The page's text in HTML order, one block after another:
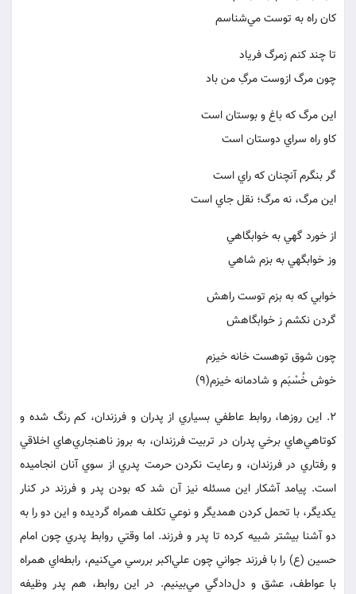
كان راه به توست مي‌شناسم
تا چند كنم زمرگ فرياد
چون مرگ ازوست مرگِ من باد
اين مرگ كه باغ و بوستان است
كاو راه سراي دوستان است
گر بنگرم آنچنان كه راي است
اين مرگ، نه مرگ؛ نقل جاي است
از خورد گهي به خوابگاهي
وز خوابگهي به بزم شاهي
خوابي كه به بزم توست راهش
گردن نكشم ز خوابگاهش
چون شوق توهست خانه خيزم
خوش خُسْبَم و شادمانه خيزم(9)
2. اين روزها، روابط عاطفي بسياري از پدران و فرزندان، كم رنگ شده و
كوتاهي‌هاي برخي پدران در تربيت فرزندان، به بروز ناهنجاري‌هاي اخلاقي
و رفتاري در فرزندان، و رعايت نكردن حرمت پدري از سوي آنان انجاميده
است. پيامد آشكار اين مسئله نيز آن شد كه بودن پدر و فرزند در كنار
يكديگر، با تحمل كردن همديگر و نوعي تكلف همراه گرديده و اين دو را به
دو آشنا بيشتر شبيه كرده تا پدر و فرزند. اما وقتي روابط پدري چون امام
حسين (ع) را با فرزند جواني چون علي‌اكبر بررسي مي‌كنيم، رابطه‌اي همراه
با عواطف، عشق و دل‌دادگي مي‌بينيم. در اين روابط، هم پدر وظيفه